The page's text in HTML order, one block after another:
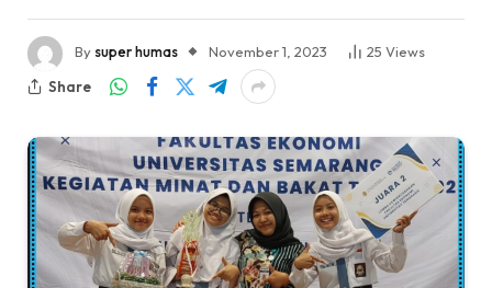
Bysuper humas November 1, 2023 25 Views
Share